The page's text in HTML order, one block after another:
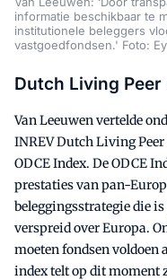
informatie beschikbaar te
institutionele beleggers
vastgoedfondsen.' Foto:
Dutch Living Peer
Van Leeuwen vertelde
INREV Dutch Living
ODCE Index. De ODCE
prestaties van pan-
beleggingsstrategie die
verspreid over Europa.
moeten fondsen
index telt op dit moment